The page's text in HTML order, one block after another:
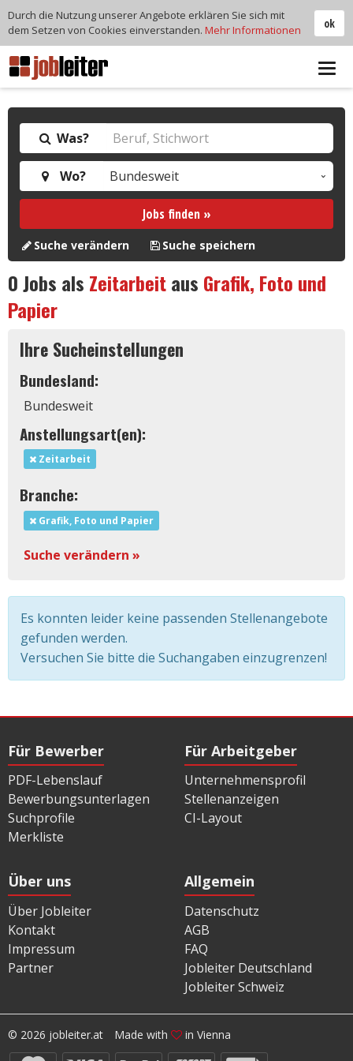
Was?
Wo?
Jobs finden »
Suche verändern Suche speichern
0Jobs als Zeitarbeitaus Grafik, Foto und
Papier
Ihre Sucheinstellungen
Bundesland:
Bundesweit
Anstellungsart(en):
Zeitarbeit
Branche:
Grafik, Foto und Papier
Suche verändern »
Es konnten leider keine passenden Stellenangebote
gefunden werden.
Versuchen Sie bitte die Suchangaben einzugrenzen!
Für Bewerber
PDF-Lebenslauf
Bewerbungsunterlagen
Suchprofile
Merkliste
Für Arbeitgeber
Unternehmensprofil
Stellenanzeigen
CI-Layout
Über uns
Über Jobleiter
Kontakt
Impressum
Partner
Allgemein
Datenschutz
AGB
FAQ
Jobleiter Deutschland
Jobleiter Schweiz
© 2026 jobleiter.at Made with in Vienna
ok
Durch die Nutzung unserer Angebote erklären Sie sich mit
dem Setzen von Cookies einverstanden. Mehr Informationen